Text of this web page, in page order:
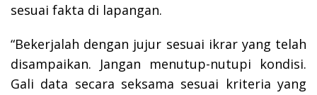
sesuai fakta di lapangan.
“Bekerjalah dengan jujur sesuai ikrar yang telah
disampaikan. Jangan menutup-nutupi kondisi.
Gali data secara seksama sesuai kriteria yang